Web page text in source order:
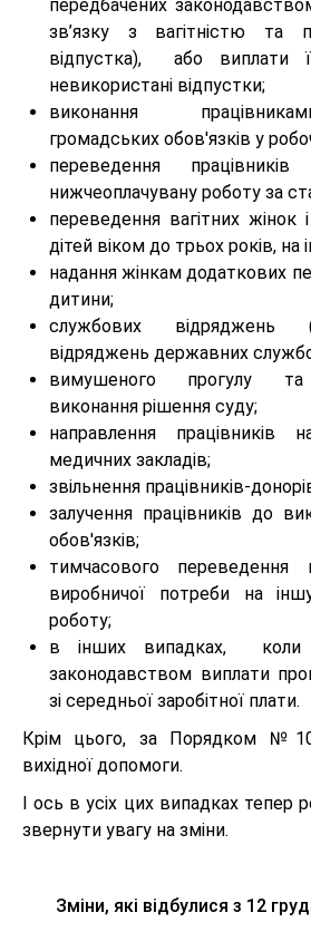
передбачених
зв’язку з вагітністю та
відпустка), або виплати
невикористані відпустки;
виконання
громадських обов'язків у
переведення
нижчеоплачувану роботу за
переведення вагітних
дітей віком до трьох років,
надання жінкам додаткових
дитини;
службових відряджень
відряджень державних
вимушеного прогулу та
виконання рішення суду;
направлення працівників
медичних закладів;
звільнення працівників-
залучення працівників до
обов'язків;
тимчасового переведення
виробничої потреби на
роботу;
в інших випадках, коли
законодавством виплати
зі середньої заробітної плати.
Крім цього, за Порядком
вихідної допомоги.
І ось в усіх цих випадках тепер
звернути увагу на зміни.
Зміни, які відбулися з 12